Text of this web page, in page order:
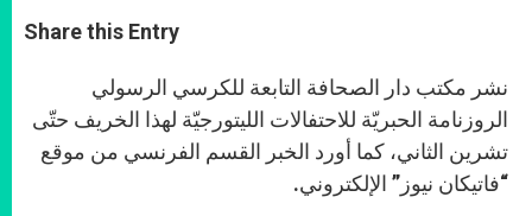
t
s
s
e
g
e
r
e
b
o
k
Share this Entry
نشر مكتب دار الصحافة التابعة للكرسي الرسولي
الروزنامة الحبريّة للاحتفالات الليتورجيّة لهذا الخريف حتّى
تشرين الثاني، كما أورد الخبر القسم الفرنسي من موقع
“فاتيكان نيوز” الإلكتروني.